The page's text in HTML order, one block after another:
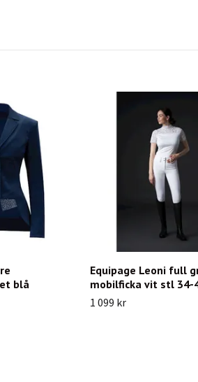
blå
Equipage Leoni full
mobilficka vit stl 34-
1 099 kr